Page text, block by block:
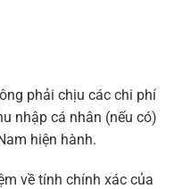
phải chịu các chi phí
nhập cá nhân (nếu có)
hiện hành.
về tính chính xác của